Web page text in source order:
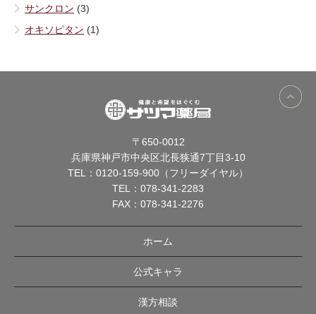
サンクロン (3)
オキソピタン (1)
〒650-0012
兵庫県神戸市中央区北長狭通7丁目3-10
TEL： 0120-159-900（フリーダイヤル）
TEL： 078-341-2283
FAX：078-341-2276
ホーム
公式キャラ
漢方相談